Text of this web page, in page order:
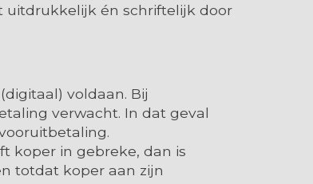
uitdrukkelijk én schriftelijk door
voldaan. Bij
verwacht. In dat geval
koper in gebreke, dan is
totdat koper aan zijn